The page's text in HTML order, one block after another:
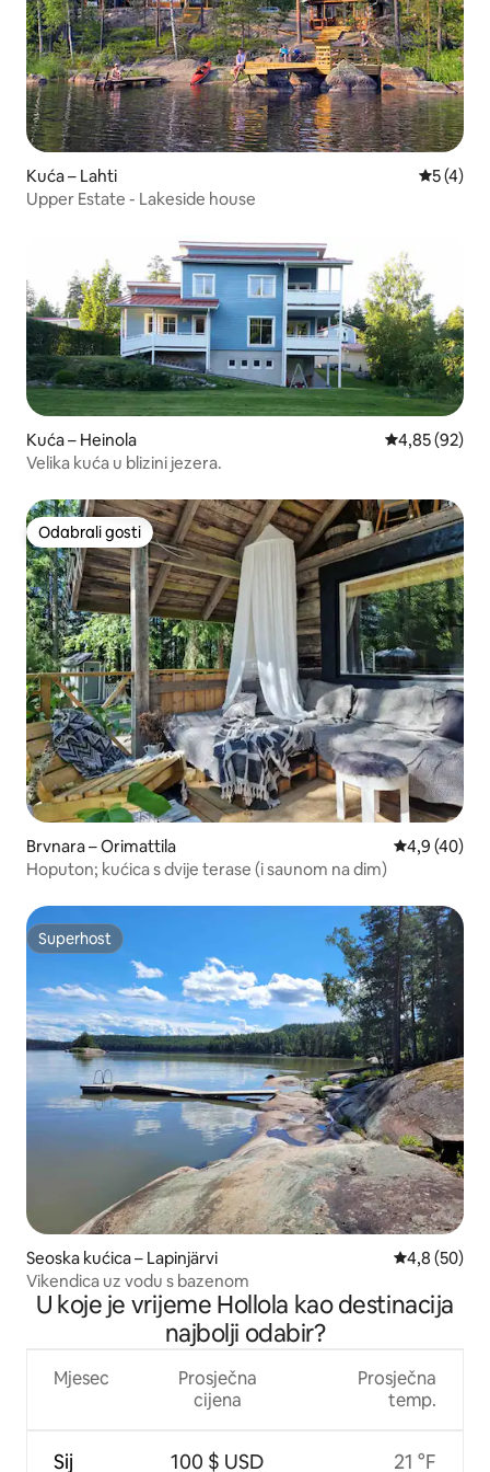
Kuća – Lahti
5 (4)
Upper Estate - Lakeside house
Kuća – Heinola Prosječna
4,85 (92)
Velika kuća u blizini jezera.
Odabrali gosti
Odabrali gosti
Brvnara – Orimattila Prosječna
4,9 (40)
Hoputon; kućica s dvije terase (i saunom na dim)
Superhost
Superhost
Seoska kućica – Lapinjärvi Prosječna
4,8 (50)
Vikendica uz vodu s bazenom
U koje je vrijeme Hollola kao destinacija
najbolji odabir?
Mjesec
Sij
Prosječna
cijena
100 $ USD
Prosječna
temp.
21 °F